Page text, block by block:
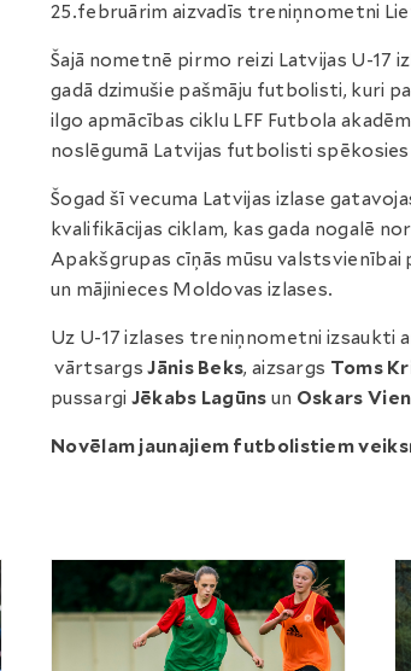
25.februārim aizvadīs treniņnometni
Šajā nometnē pirmo reizi Latvijas U-17
gadā dzimušie pašmāju futbolisti, kuri
ilgo apmācības ciklu LFF Futbola
noslēgumā Latvijas futbolisti spēkosies
Šogad šī vecuma Latvijas izlase
kvalifikācijas ciklam, kas gada nogalē
Apakšgrupas cīņās mūsu
un mājinieces Moldovas izlases.
Uz U-17 izlases treniņnometni
vārtsargsJānis Beks, aizsargs Toms
pussargi Jēkabs Lagūns un Oskars
Novēlam jaunajiem futbolistiem